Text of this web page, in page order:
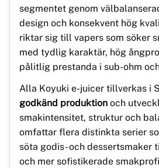
segmentet genom
design och konsekvent hög
riktar sig till vapers som söker
med tydlig karaktär, hög
pålitlig prestanda i sub-ohm
Alla Koyuki e-juicer tillverkas i
godkänd produktion och
smakintensitet, struktur och
omfattar flera distinkta serier
söta godis- och dessertsmaker
och mer sofistikerade